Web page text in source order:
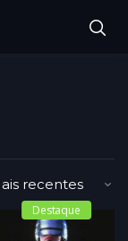
Destaque